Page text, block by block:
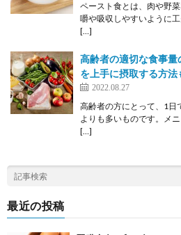
ペースト食とは、肉や野
嚼や吸収しやすいように
[…]
高齢者の適切な食事
を上手に摂取する方法
2022.08.27
高齢者の方にとって、1日
よりも多いものです。メ
[…]
最近の投稿